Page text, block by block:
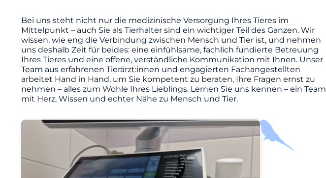
Bei uns steht nicht nur die medizinische Versorgung Ihres Tieres im
Mittelpunkt – auch Sie als Tierhalter sind ein wichtiger Teil des Ganzen. Wir
wissen, wie eng die Verbindung zwischen Mensch und Tier ist, und nehmen
uns deshalb Zeit für beides: eine einfühlsame, fachlich fundierte Betreuung
Ihres Tieres und eine offene, verständliche Kommunikation mit Ihnen. Unser
Team aus erfahrenen Tierärzt:innen und engagierten Fachangestellten
arbeitet Hand in Hand, um Sie kompetent zu beraten, Ihre Fragen ernst zu
nehmen – alles zum Wohle Ihres Lieblings. Lernen Sie uns kennen – ein Team
mit Herz, Wissen und echter Nähe zu Mensch und Tier.